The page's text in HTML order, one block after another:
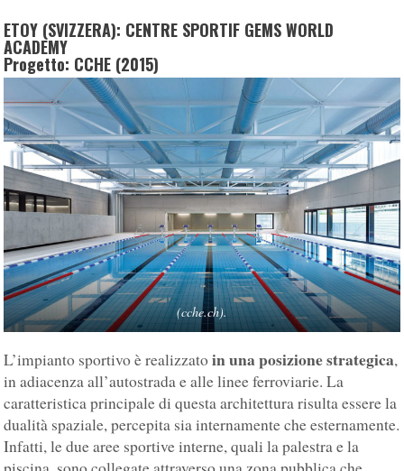
ETOY (SVIZZERA): CENTRE SPORTIF GEMS WORLD
ACADEMY
Progetto: CCHE (2015)
(cche.ch).
L’impianto sportivo è realizzatoin una posizione strategica,
in adiacenza all’autostrada e alle linee ferroviarie. La
caratteristica principale di questa architettura risulta essere la
dualità spaziale, percepita sia internamente che esternamente.
Infatti, le due aree sportive interne, quali la palestra e la